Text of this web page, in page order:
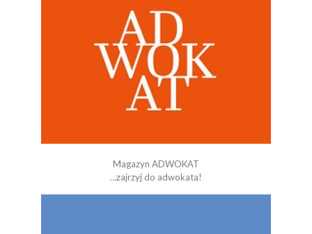
Magazyn ADWOKAT
…zajrzyj do adwokata!